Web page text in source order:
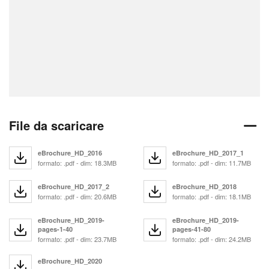
File da scaricare
eBrochure_HD_2016
formato: .pdf - dim: 18.3MB
eBrochure_HD_2017_1
formato: .pdf - dim: 11.7MB
eBrochure_HD_2017_2
formato: .pdf - dim: 20.6MB
eBrochure_HD_2018
formato: .pdf - dim: 18.1MB
eBrochure_HD_2019-
pages-1-40
formato: .pdf - dim: 23.7MB
eBrochure_HD_2019-
pages-41-80
formato: .pdf - dim: 24.2MB
eBrochure_HD_2020